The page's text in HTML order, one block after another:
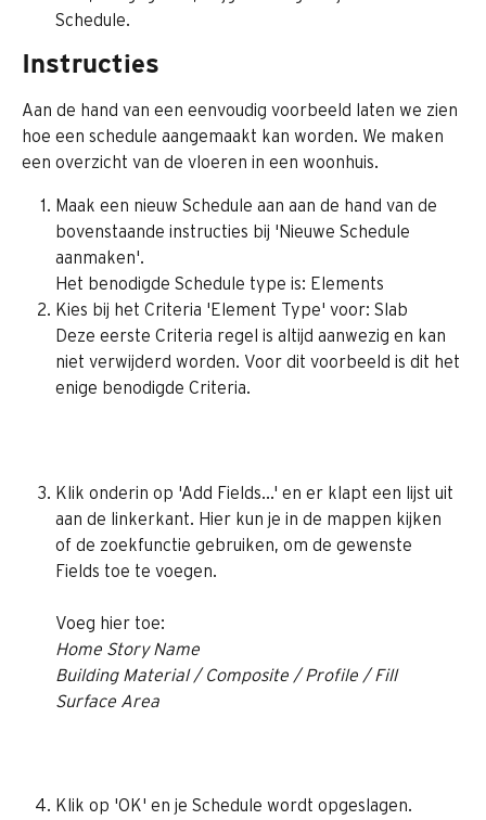
Schedule.
Instructies
Aan de hand van een eenvoudig voorbeeld laten we zien
hoe een schedule aangemaakt kan worden. We maken
een overzicht van de vloeren in een woonhuis.
Maak een nieuw Schedule aan aan de hand van de
bovenstaande instructies bij 'Nieuwe Schedule
aanmaken'.
Het benodigde Schedule type is: Elements
Kies bij het Criteria 'Element Type' voor: Slab
Deze eerste Criteria regel is altijd aanwezig en kan
niet verwijderd worden. Voor dit voorbeeld is dit het
enige benodigde Criteria.
Klik onderin op 'Add Fields...' en er klapt een lijst uit
aan de linkerkant. Hier kun je in de mappen kijken
of de zoekfunctie gebruiken, om de gewenste
Fields toe te voegen.
Voeg hier toe:
Home Story Name
Building Material / Composite / Profile / Fill
Surface Area
Klik op 'OK' en je Schedule wordt opgeslagen.